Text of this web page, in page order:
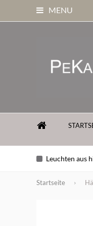
MENU
Leuchten aus
Startseite